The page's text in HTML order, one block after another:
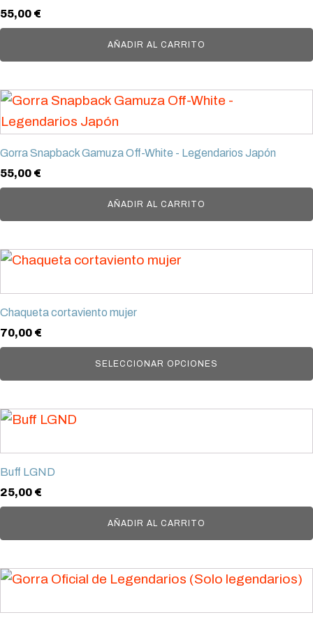
55,00 €
AÑADIR AL CARRITO
Gorra Snapback Gamuza Off-White - Legendarios Japón
55,00 €
AÑADIR AL CARRITO
Chaqueta cortaviento mujer
70,00 €
SELECCIONAR OPCIONES
Este
múltiples
variantes.
opciones
se
pueden
en
la
página
Buff LGND
25,00 €
AÑADIR AL CARRITO